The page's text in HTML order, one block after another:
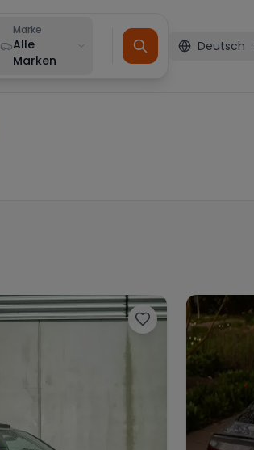
Marke
Alle
Marken
Deutsch